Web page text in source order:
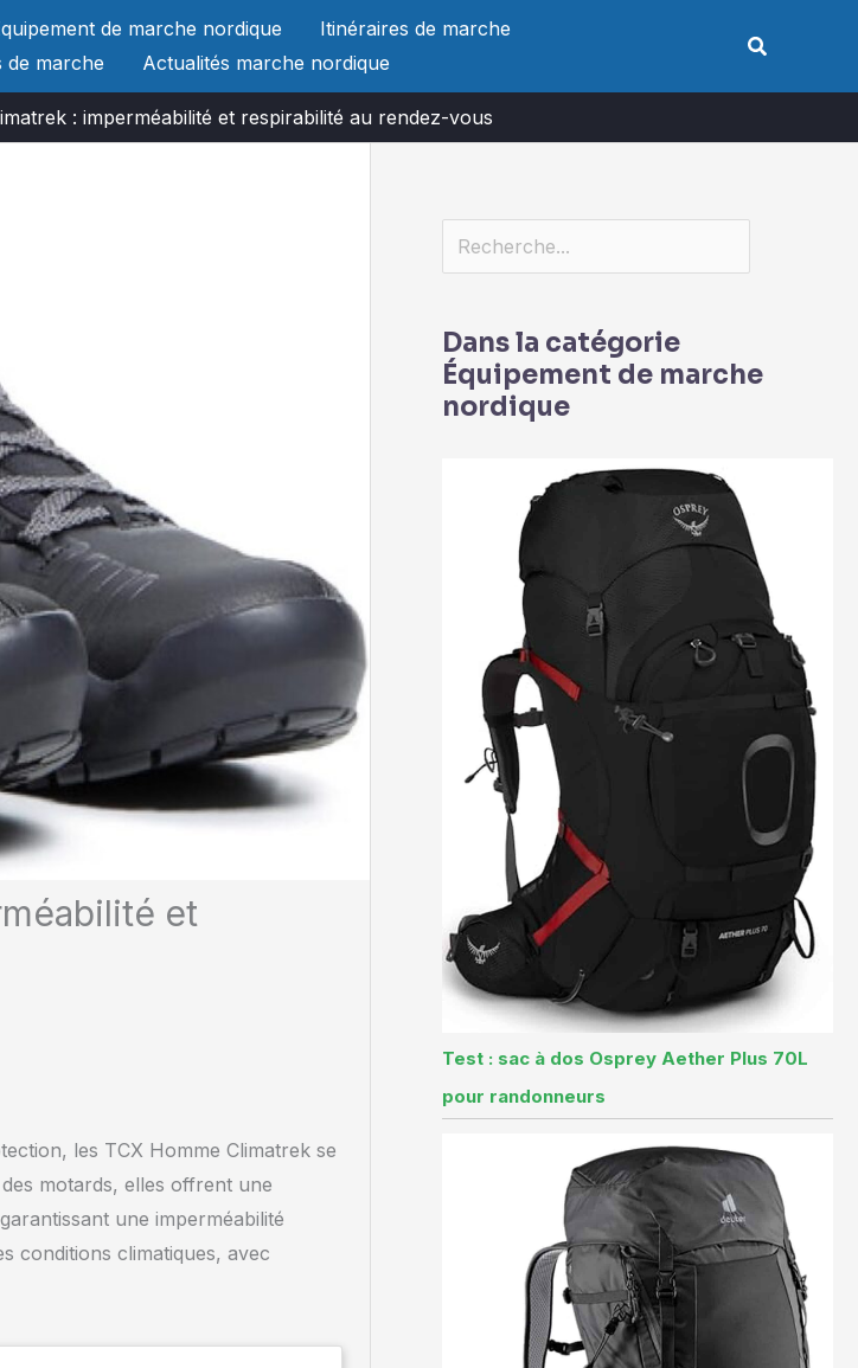
de marche nordique
Itinéraires de marche
de marche Actualités marche nordique
Rechercher
: imperméabilité et respirabilité au rendez-vous
et
les TCX Homme Climatrek se
motards, elles offrent une
une imperméabilité
conditions climatiques, avec
Rechercher
Dans la catégorie
Équipement de marche
nordique
Test : sac à dos Osprey Aether Plus 70L
pour randonneurs